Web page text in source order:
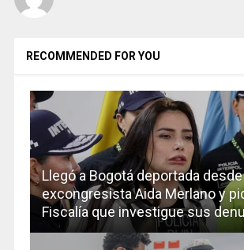
RECOMMENDED FOR YOU
Llegó a Bogotá deportada
excongresista Aida Merlano y
Fiscalía que investigue sus